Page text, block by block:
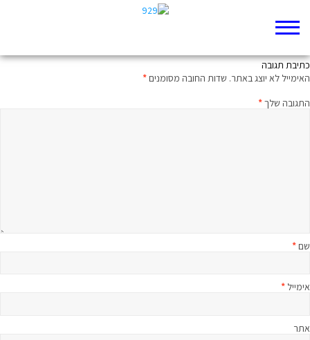
כתיבת תגובה
האימייל לא יוצג באתר. שדות החובה מסומנים*
התגובה שלך*
שם*
אימייל *
אתר